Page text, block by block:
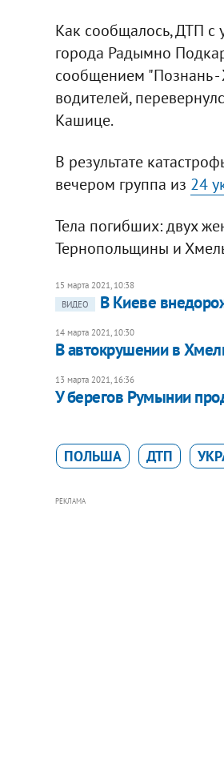
Как сообщалось, ДТП с
города Радымно
сообщением "Познань -
водителей,
Кашице.
В результате
вечером группа из 24
Тела погибших: двух
Тернопольщины и
15 марта 2021, 10:38
ВИДЕО
В Киеве
14 марта 2021, 10:30
В автокрушении в
13 марта 2021, 16:36
У берегов Румынии
ПОЛЬША ДТП
РЕКЛАМА